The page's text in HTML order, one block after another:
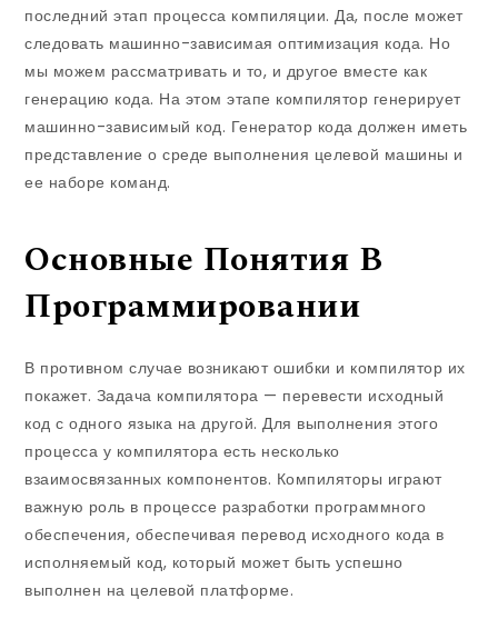
последний этап процесса компиляции. Да, после может
следовать машинно-зависимая оптимизация кода. Но
мы можем рассматривать и то, и другое вместе как
генерацию кода. На этом этапе компилятор генерирует
машинно-зависимый код. Генератор кода должен иметь
представление о среде выполнения целевой машины и
ее наборе команд.
Основные Понятия В
Программировании
В противном случае возникают ошибки и компилятор их
покажет. Задача компилятора — перевести исходный
код с одного языка на другой. Для выполнения этого
процесса у компилятора есть несколько
взаимосвязанных компонентов. Компиляторы играют
важную роль в процессе разработки программного
обеспечения, обеспечивая перевод исходного кода в
исполняемый код, который может быть успешно
выполнен на целевой платформе.